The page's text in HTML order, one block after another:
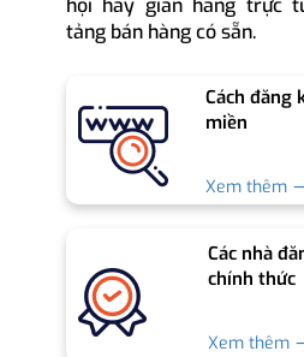
hội hay gian hàng trực
tảng bán hàng có sẵn.
Cách đăng
miền
Xem thêm
Các nhà
chính thức
Xem thêm